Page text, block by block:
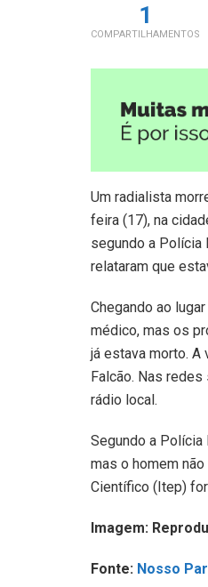
1
COMPARTILHAMENTOS
Um radialista
feira (17), na
segundo a Polícia
relataram que
Chegando ao
médico, mas os
já estava morto. A
Falcão. Nas
rádio local.
Segundo a
mas o homem
Científico (Itep)
Imagem:
Fonte: Nosso